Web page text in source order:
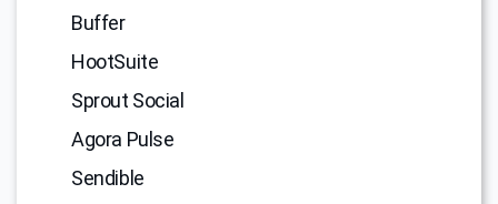
Buffer
HootSuite
Sprout Social
Agora Pulse
Sendible